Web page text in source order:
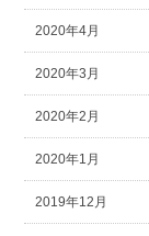
2020年4月
2020年3月
2020年2月
2020年1月
2019年12月